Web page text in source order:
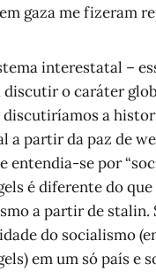
gaza me fizeram
interestatal –
discutir o caráter
a
a partir da paz de
entendia-se por
é diferente do
a partir de stalin.
do socialismo
em um só país e